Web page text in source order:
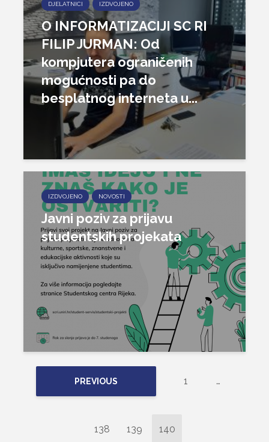
DJELATNICI IZDVOJENO
O INFORMATIZACIJI SC RI
FILIP JURMAN: Od
kompjutera ograničenih
mogućnosti pa do
besplatnog interneta u...
IZDVOJENO NOVOSTI
Javni poziv za prijavu
studentskih projekata
PREVIOUS 1 …
138 139 140